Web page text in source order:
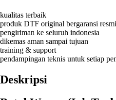
kualitas terbaik
produk DTF original bergaransi resmi
pengiriman ke seluruh indonesia
dikemas aman sampai tujuan
training & support
pendampingan teknis untuk setiap
Deskripsi